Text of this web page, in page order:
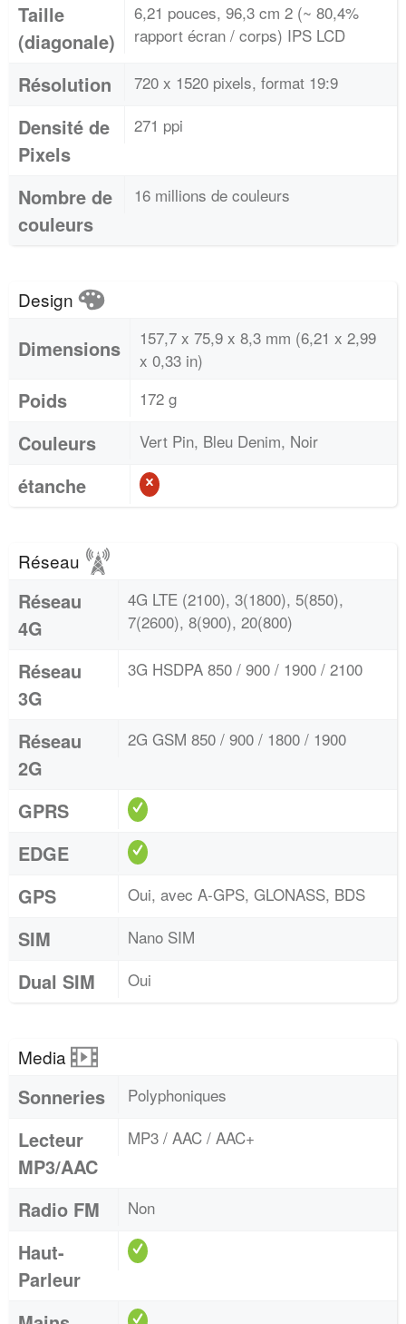
Taille
(diagonale)
6,21 pouces, 96,3 cm 2 (~ 80,4%
rapport écran / corps) IPS LCD
Résolution 720 x 1520 pixels, format 19:9
Densité de
Pixels
271 ppi
Nombre de
couleurs
16 millions de couleurs
Design
Dimensions
157,7 x 75,9 x 8,3 mm (6,21 x 2,99
x 0,33 in)
Poids 172 g
Couleurs Vert Pin, Bleu Denim, Noir
étanche
Réseau
Réseau
4G
4G LTE (2100), 3(1800), 5(850),
7(2600), 8(900), 20(800)
Réseau
3G
3G HSDPA 850 / 900 / 1900 / 2100
Réseau
2G
2G GSM 850 / 900 / 1800 / 1900
GPRS
EDGE
GPS
Oui, avec A-GPS, GLONASS, BDS
SIM Nano SIM
Dual SIM Oui
Media
Sonneries Polyphoniques
Lecteur
MP3/AAC
MP3 / AAC / AAC+
Radio FM Non
Haut-
Parleur